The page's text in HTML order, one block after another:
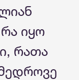
იყო
რათა